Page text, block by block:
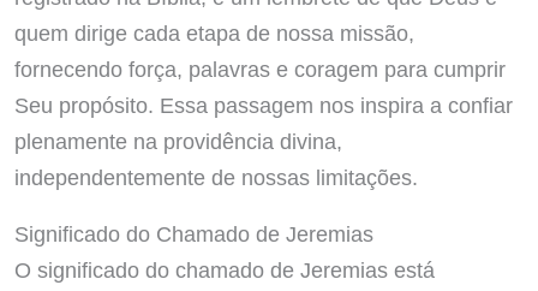
quem dirige cada etapa de nossa missão,
fornecendo força, palavras e coragem para cumprir
Seu propósito. Essa passagem nos inspira a confiar
plenamente na providência divina,
independentemente de nossas limitações.
Significado do Chamado de Jeremias
O significado do chamado de Jeremias está